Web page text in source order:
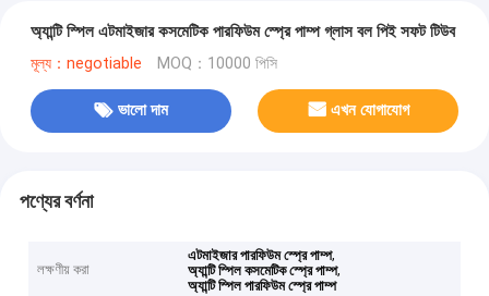
অ্যান্টি স্পিল এটমাইজার কসমেটিক পারফিউম স্প্রে পাম্প গ্লাস বল পিই সফট টিউব
মূল্য：negotiable MOQ：10000 পিসি
ভালো দাম এখন যোগাযোগ
পণ্যের বর্ণনা
লক্ষণীয় করা
এটমাইজার পারফিউম স্প্রে পাম্প,
অ্যান্টি স্পিল কসমেটিক স্প্রে পাম্প,
অ্যান্টি স্পিল পারফিউম স্প্রে পাম্প